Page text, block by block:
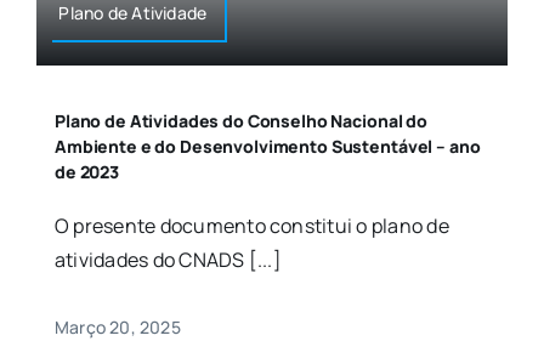
Plano de Atividade
Plano de Atividades do Conselho Nacional do
Ambiente e do Desenvolvimento Sustentável – ano
de 2023
O presente documento constitui o plano de
atividades do CNADS [...]
Março 20, 2025